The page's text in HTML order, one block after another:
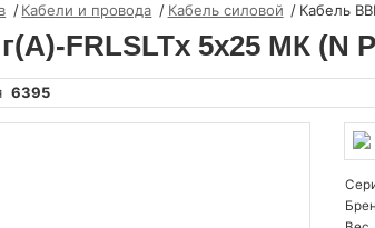
Кабели и провода Кабель силовой Кабель
FRLSLTx 5х25 МК (N
6395